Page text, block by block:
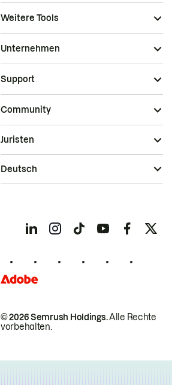
Weitere Tools
Unternehmen
Support
Community
© 2026 Semrush Holdings.Alle Rechte
vorbehalten.
Juristen
Deutsch